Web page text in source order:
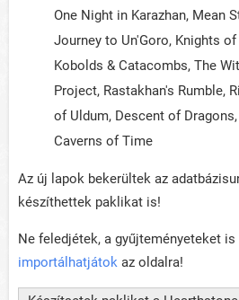
One Night in Karazhan, Mean
Journey to Un'Goro, Knights
Kobolds & Catacombs, The
Project, Rastakhan's Rumble,
of Uldum, Descent of
Caverns of Time
Az új lapok bekerültek az
készíthettek paklikat is!
Ne feledjétek, a gyűjteményeteket is
importálhatjátok az oldalra!